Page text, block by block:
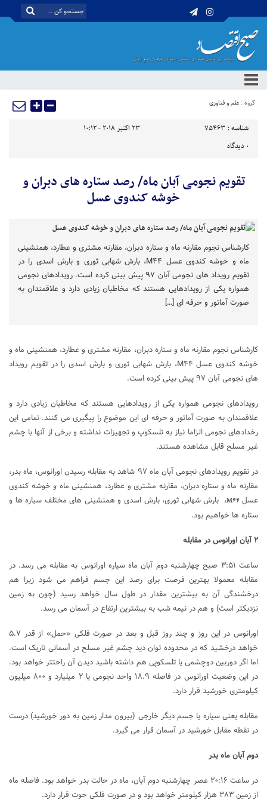
گروه : علم و فناوری
شناسه : 75463
23 اکتبر 2018 - 10:12
0 دیدگاه
تقویم نجومی آبان ماه/ رصد ستاره های دبران و
خوشه کندوی عسل
کارشناس نجوم مقارنه ماه و ستاره دبران، مقارنه مشتری و عطارد، همنشینی
ماه و خوشه کندوی عسل M۴۴، بارش شهابی ثوری و بارش اسدی را در
تقویم رویداد های نجومی آبان ۹۷ پیش بینی کرده است. رویدادهای نجومی
همواره یکی از رویدادهایی هستند که مخاطبان زیادی دارد و علاقمندان به
صورت آماتور و حرفه ای […]
کارشناس نجوم مقارنه ماه و ستاره دبران، مقارنه مشتری و عطارد، همنشینی ماه و
خوشه کندوی عسل M۴۴، بارش شهابی ثوری و بارش اسدی را در تقویم رویداد
های نجومی آبان ۹۷ پیش بینی کرده است.
رویدادهای نجومی همواره یکی از رویدادهایی هستند که مخاطبان زیادی دارد و
علاقمندان به صورت آماتور و حرفه ای این موضوع را پیگیری می کنند. تمامی این
رخدادهای نجومی الزاما نیاز به تلسکوپ و تجهیزات نداشته و برخی از آنها با چشم
غیر مسلح قابل مشاهده هستند.
در تقویم رویدادهای نجومی آبان ماه ۹۷ شاهد به مقابله رسیدن اورانوس، ماه بدر،
مقارنه ماه و ستاره دبران، مقارنه مشتری و عطارد، همنشینی ماه و خوشه کندوی
عسلM۴۴، بارش شهابی ثوری، بارش اسدی و همنشینی های مختلف سیاره ها و
ستاره ها خواهیم بود.
۲ آبان اورانوس در مقابله
ساعت ۳:۵۱ صبح چهارشنبه دوم آبان ماه سیاره اورانوس به مقابله می ­رسد. در
مقابله معمولا بهترین فرصت برای رصد این جسم فراهم می شود زیرا هم
درخشندگی آن به بیشترین مقدار در طول سال خواهد رسید (چون به زمین
نزدیکتر است) و هم در نیمه شب به بیشترین ارتفاع در آسمان می ­رسد.
اورانوس در این روز و چند روز قبل و بعد در صورت فلکی «حمل» از قدر ۵.۷
خواهد درخشید که در محدوده توان دید چشم غیر مسلح در آسمانی تاریک است.
اما اگر دوربین دوچشمی یا تلسکوپی هم داشته باشید دیدن آن راحتتر خواهد بود.
در این وضعیت اورانوس در فاصله ۱۸.۹ واحد نجومی یا ۲ میلیارد و ۸۰۰ میلیون
کیلومتری خورشید قرار دارد.
مقابله یعنی سیاره یا جسم دیگر خارجی (بیرون مدار زمین به دور خورشید) درست
در نقطه مقابل خورشید در آسمان قرار می ­گیرد.
دوم آبان ماه بدر
در ساعت ۲۰:۱۶ عصر چهارشنبه دوم آبان، ماه در حالت بدر خواهد بود. فاصله ماه
از زمین ۳۸۳ هزار کیلومتر خواهد بود و در صورت فلکی حوت قرار دارد.